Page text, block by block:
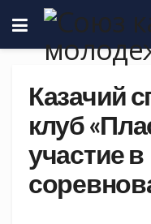
Казачий
клуб
участие в